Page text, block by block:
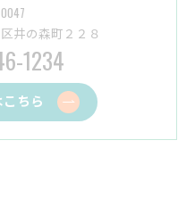
井の森町２２８
1234
ちら